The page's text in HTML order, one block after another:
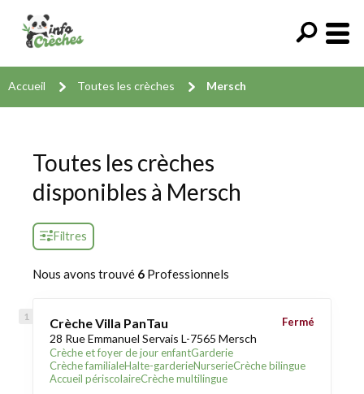
Accueil Toutes les crèches Mersch
Toutes les crèches
disponibles à Mersch
Filtres
Nous avons trouvé 6 Professionnels
Crèche Villa PanTau
28 Rue Emmanuel Servais L-7565 Mersch
Crèche et foyer de jour enfantGarderie
Crèche familialeHalte-garderieNurserieCrèche bilingue
Accueil périscolaireCrèche multilingue
Fermé